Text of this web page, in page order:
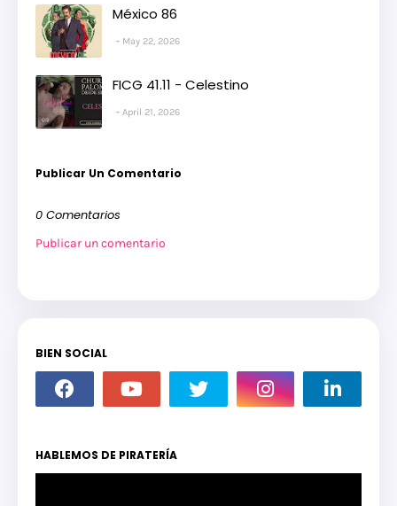
México 86
May 22, 2026
FICG 41.11 - Celestino
April 21, 2026
Publicar Un Comentario
0 Comentarios
Publicar un comentario
BIEN SOCIAL
HABLEMOS DE PIRATERÍA